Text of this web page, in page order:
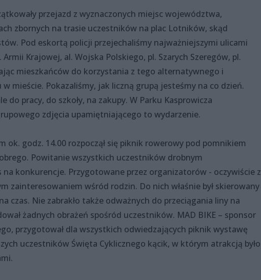
przejazd z wyznaczonych miejsc województwa,
zbornych na trasie uczestników na plac Lotników, skąd
Pod eskortą policji przejechaliśmy najważniejszymi ulicami
Armii Krajowej, al. Wojska Polskiego, pl. Szarych Szeregów, pl.
mieszkańców do korzystania z tego alternatywnego i
mieście. Pokazaliśmy, jak liczną grupą jesteśmy na co dzień.
do pracy, do szkoły, na zakupy. W Parku Kasprowicza
zdjęcia upamiętniającego to wydarzenie.
ok. godz. 14.00 rozpoczął się piknik rowerowy pod pomnikiem
Powitanie wszystkich uczestników drobnym
na konkurencje. Przygotowane przez organizatorów - oczywiście z
zainteresowaniem wśród rodzin. Do nich właśnie był skierowany
czas. Nie zabrakło także odważnych do przeciągania liny na
żadnych obrażeń spośród uczestników. MAD BIKE – sponsor
przygotował dla wszystkich odwiedzających piknik wystawę
uczestników Święta Cyklicznego kącik, w którym atrakcją było